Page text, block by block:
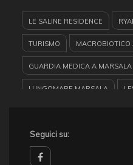
LE SALINE RESIDENCE
TURISMO MACROBIOTICO
GUARDIA MEDICA A MARSALA
LUNGOMARE MARSALA
HERTZ MARSALA
BARCHE A VELA
Seguici su: